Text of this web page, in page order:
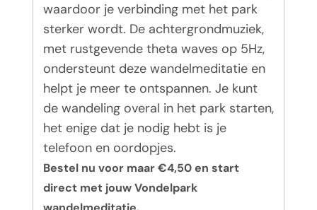
waardoor je verbinding met het park
sterker wordt. De achtergrondmuziek,
met rustgevende theta waves op 5Hz,
ondersteunt deze wandelmeditatie en
helpt je meer te ontspannen. Je kunt
de wandeling overal in het park starten,
het enige dat je nodig hebt is je
telefoon en oordopjes.
Bestel nu voor maar €4,50 en start
direct met jouw Vondelpark